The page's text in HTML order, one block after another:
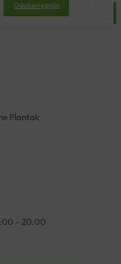
Odaberi opcije
Plantak
– 20:00